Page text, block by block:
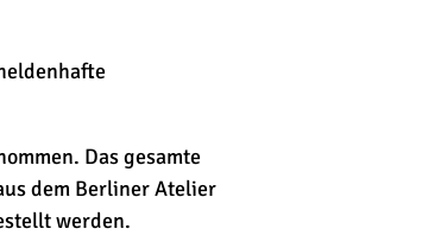
Das gesamte
dem Berliner Atelier
werden.